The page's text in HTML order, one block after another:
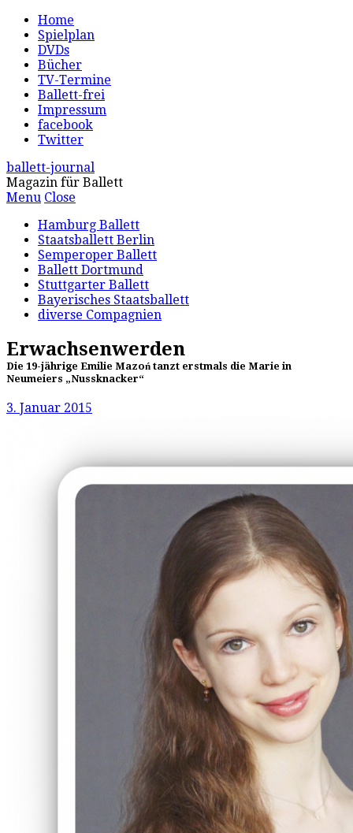
Home
Spielplan
DVDs
Bücher
TV-Termine
Ballett-frei
Impressum
facebook
Twitter
ballett-journal
Magazin für Ballett
Menu Close
Hamburg Ballett
Staatsballett Berlin
Semperoper Ballett
Ballett Dortmund
Stuttgarter Ballett
Bayerisches Staatsballett
diverse Compagnien
Erwachsenwerden
Die 19-jährige Emilie Mazoń tanzt erstmals die Marie in
Neumeiers „Nussknacker“
3. Januar 2015